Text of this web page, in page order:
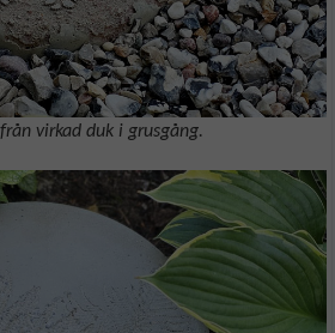
virkad duk i grusgång.